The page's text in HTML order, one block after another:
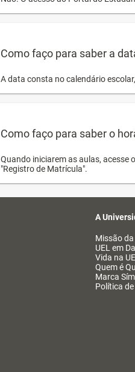
Como faço para saber a
A data consta no calendário
Como faço para saber o
Quando iniciarem as aulas, acesse
"Registro de Matrícula".
A
Missão da
UEL em
Vida na
Quem é
Marca
Política